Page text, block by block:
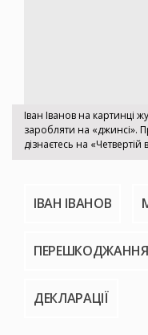
Іван Іванов на картинці
заробляти на «джинсі».
дізнаєтесь на
ІВАН ІВАНОВ
ДЕКЛАРАЦІЇ